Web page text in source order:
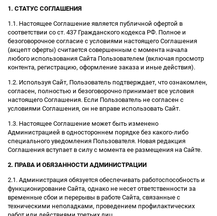
1. СТАТУС СОГЛАШЕНИЯ
1.1. Настоящее Соглашение является публичной офертой в
соответствии со ст. 437 Гражданского кодекса РФ. Полное и
безоговорочное согласие с условиями настоящего Соглашения
(акцепт оферты) считается совершенным с момента начала
любого использования Сайта Пользователем (включая просмотр
контента, регистрацию, оформление заказа и иные действия).
1.2. Используя Сайт, Пользователь подтверждает, что ознакомлен,
согласен, полностью и безоговорочно принимает все условия
настоящего Соглашения. Если Пользователь не согласен с
условиями Соглашения, он не вправе использовать Сайт.
1.3. Настоящее Соглашение может быть изменено
Администрацией в одностороннем порядке без какого-либо
специального уведомления Пользователя. Новая редакция
Соглашения вступает в силу с момента ее размещения на Сайте.
2. ПРАВА И ОБЯЗАННОСТИ АДМИНИСТРАЦИИ
2.1. Администрация обязуется обеспечивать работоспособность и
функционирование Сайта, однако не несет ответственности за
временные сбои и перерывы в работе Сайта, связанные с
техническими неполадками, проведением профилактических